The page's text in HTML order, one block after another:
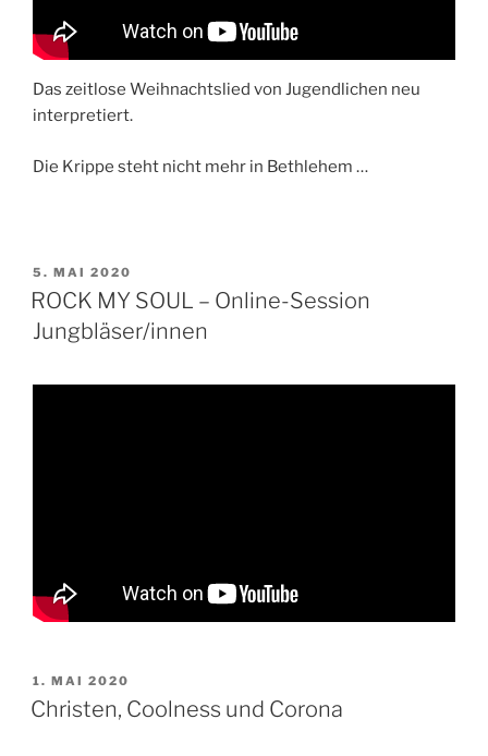
Das zeitlose Weihnachtslied von Jugendlichen neu
interpretiert.
Die Krippe steht nicht mehr in Bethlehem …
VERÖFFENTLICHT
AM
5. MAI 2020
ROCK MY SOUL – Online-Session
Jungbläser/innen
VERÖFFENTLICHT
AM
1. MAI 2020
Christen, Coolness und Corona